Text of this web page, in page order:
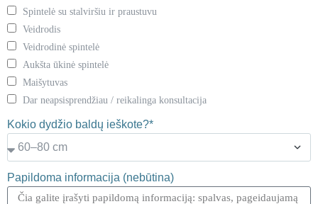
Spintelė su stalviršiu ir praustuvu
Veidrodis
Veidrodinė spintelė
Aukšta ūkinė spintelė
Maišytuvas
Dar neapsisprendžiau / reikalinga konsultacija
Kokio dydžio baldų ieškote?*
Papildoma informacija (nebūtina)